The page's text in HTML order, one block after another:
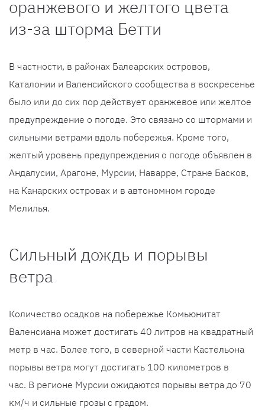
оранжевого и желтого цвета
из-за шторма Бетти
В частности, в районах Балеарских островов,
Каталонии и Валенсийского сообщества в воскресенье
было или до сих пор действует оранжевое или желтое
предупреждение о погоде. Это связано со штормами и
сильными ветрами вдоль побережья. Кроме того,
желтый уровень предупреждения о погоде объявлен в
Андалусии, Арагоне, Мурсии, Наварре, Стране Басков,
на Канарских островах и в автономном городе
Мелилья.
Сильный дождь и порывы
ветра
Количество осадков на побережье Комьюнитат
Валенсиана может достигать 40 литров на квадратный
метр в час. Более того, в северной части Кастельона
порывы ветра могут достигать 100 километров в
час. В регионе Мурсии ожидаются порывы ветра до 70
км/ч и сильные грозы с градом.